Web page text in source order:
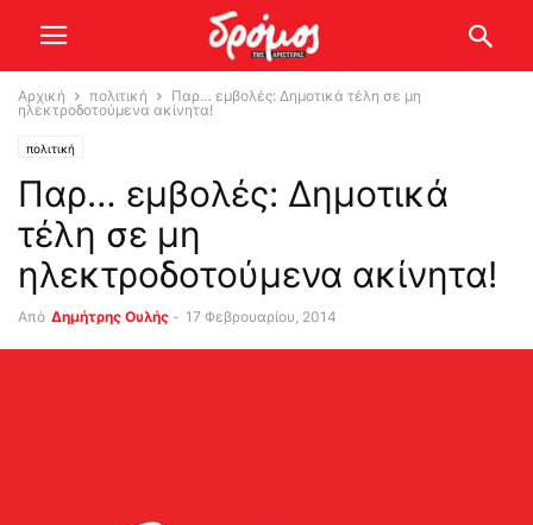
Αρχική πολιτική
Παρ… εμβολές: Δημοτικά τέλη σε μη
ηλεκτροδοτούμενα ακίνητα!
πολιτική
Παρ… εμβολές: Δημοτικά
τέλη σε μη
ηλεκτροδοτούμενα ακίνητα!
Από Δημήτρης Ουλής - 17 Φεβρουαρίου, 2014